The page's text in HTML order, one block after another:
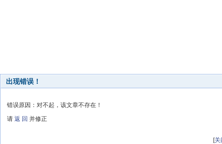
出现错误！
错误原因：对不起，该文章不存在！
请 返 回 并修正
[关